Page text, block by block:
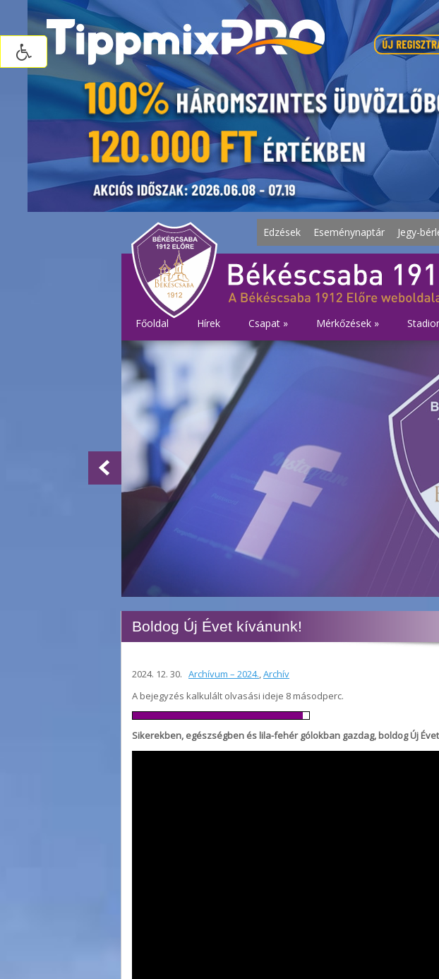
Edzések Eseménynaptár Jegy-
Főoldal Hírek Csapat » Mérkőzések »
Boldog Új Évet kívánunk!
2024. 12. 30. Archívum – 2024.,Archív
A bejegyzés kalkulált olvasási ideje 8 másodperc.
Sikerekben, egészségben és lila-fehér gólokban gazdag, boldog Új